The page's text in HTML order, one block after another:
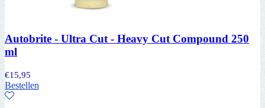
Autobrite - Ultra Cut - Heavy Cut Compound 250
ml
€15,95
Bestellen